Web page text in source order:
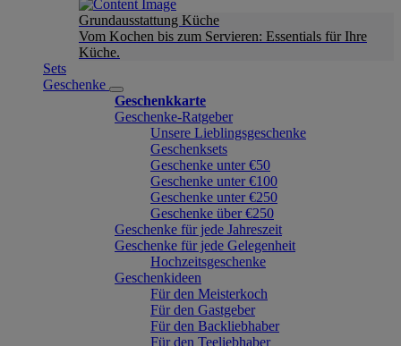
Grundausstattung Küche
Vom Kochen bis zum Servieren: Essentials für Ihre
Küche.
Sets
Geschenke
Geschenkkarte
Geschenke-Ratgeber
Unsere Lieblingsgeschenke
Geschenksets
Geschenke unter €50
Geschenke unter €100
Geschenke unter €250
Geschenke über €250
Geschenke für jede Jahreszeit
Geschenke für jede Gelegenheit
Hochzeitsgeschenke
Geschenkideen
Für den Meisterkoch
Für den Gastgeber
Für den Backliebhaber
Für den Teeliebhaber